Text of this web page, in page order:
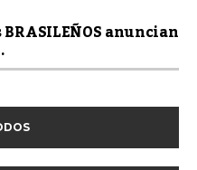
anuncian